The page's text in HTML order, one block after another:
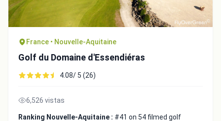
France • Nouvelle-Aquitaine
Golf du Domaine d'Essendiéras
4.08/ 5 (26)
6,526 vistas
Ranking Nouvelle-Aquitaine : #41 on 54 filmed golf